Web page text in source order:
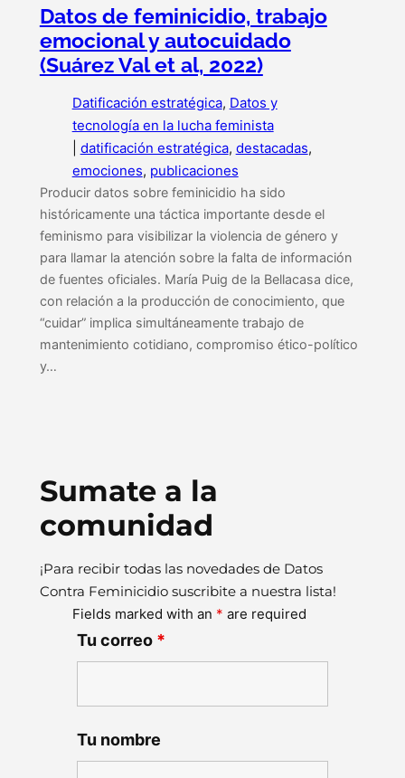
Datos de feminicidio, trabajo
emocional y autocuidado
(Suárez Val et al, 2022)
Datificación estratégica, Datos y
tecnología en la lucha feminista
datificación estratégica, destacadas
emociones, publicaciones
Producir datos sobre feminicidio ha sido
históricamente una táctica importante desde el
feminismo para visibilizar la violencia de género y
para llamar la atención sobre la falta de información
de fuentes oficiales. María Puig de la Bellacasa dice,
con relación a la producción de conocimiento, que
“cuidar” implica simultáneamente trabajo de
mantenimiento cotidiano, compromiso ético-político
y…
Sumate a la
comunidad
¡Para recibir todas las novedades de Datos
Contra Feminicidio suscribite a nuestra lista!
Fields marked with an * are required
Tu correo *
Tu nombre